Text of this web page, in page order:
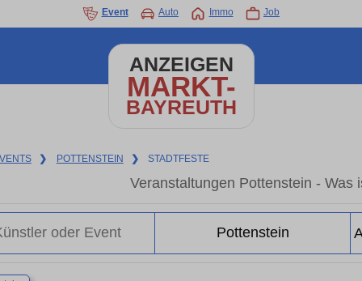
Event Auto Immo Job
ANZEIGEN
MARKT-
BAYREUTH
❯ POTTENSTEIN ❯ STADTFESTE
Veranstaltungen Pottenstein - Was